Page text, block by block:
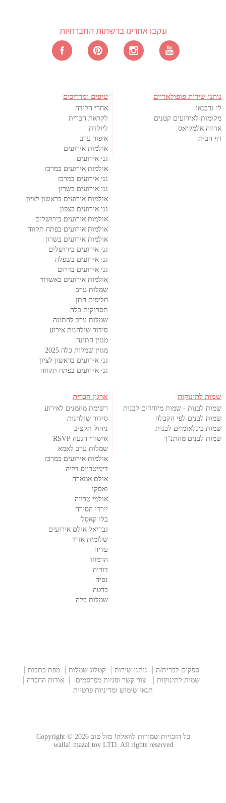
עקבו אחרינו ברשתות החברתיות
נותני שירות פופולאריים
לי גרבנאו
מקומות לאירועים קטנים
אדווה אלמקיאס
דף הבית
טיפים ומדריכים
אחרי הלידה
לקראת הברית
ליולדת
איפור ערב
אולמות אירועים
גני אירועים
אולמות אירועים במרכז
גני אירועים במרכז
גני אירועים בשרון
אולמות אירועים בראשון לציון
גני אירועים בצפון
אולמות אירועים בירושלים
אולמות אירועים בפתח תקווה
אולמות אירועים בשרון
גני אירועים בירושלים
גני אירועים בשפלה
גני אירועים בדרום
אולמות אירועים באשדוד
שמלות ערב
חליפות חתן
תסרוקות כלה
שמלות ערב לחתונה
סידור שולחנות אירוע
מגזין חתונה
מגזין שמלות כלה 2025
גני אירועים בראשון לציון
גני אירועים בפתח תקווה
שמות לתינוקות
שמות לבנות - שמות מיוחדים לבנות
שמות לבנים לפי הקבלה
שמות בינלאומיים לבנות
שמות לבנים מהתנ''ך
ארגון הברית
רשימת מוזמנים לאירוע
סידור שולחנות
ניהול תקציב
אישורי הגעה RSVP
שמלות ערב לאמא
אולמות אירועים במרכז
דימיטריוס דליה
אולם אמארה
ואסקו
אולמי טרויה
יורדי הסירה
בלו קאסל
גבריאל אולם אירועים
שלומית אזרד
עדיה
הרמוזו
דוריה
נסיה
ברטה
שמלות כלה
ספקים לברית/ה נותני שירות קטלוג שמלות
מפת כתבות
שמות לתינוקות
צור קשר ופניות מפרסמים
אודות החברה
תנאי שימוש ומדיניות פרטיות
כל הזכויות שמורות לוואלה! מזל טוב Copyright © 2026
walla! mazal tov LTD. All rights reserved